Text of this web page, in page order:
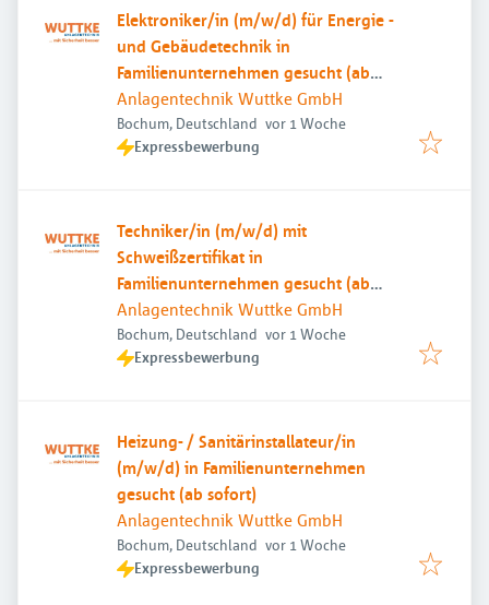
Elektroniker/in (m/w/d) für Energie -
und Gebäudetechnik in
Familienunternehmen gesucht (ab
sofort)
Anlagentechnik Wuttke GmbH
Bochum, Deutschland Veröffentlicht
vor 1 Woche
Expressbewerbung
Techniker/in (m/w/d) mit
Schweißzertifikat in
Familienunternehmen gesucht (ab
sofort)
Anlagentechnik Wuttke GmbH
Bochum, Deutschland Veröffentlicht
vor 1 Woche
Expressbewerbung
Heizung- / Sanitärinstallateur/in
(m/w/d) in Familienunternehmen
gesucht (ab sofort)
Anlagentechnik Wuttke GmbH
Bochum, Deutschland Veröffentlicht
vor 1 Woche
Expressbewerbung